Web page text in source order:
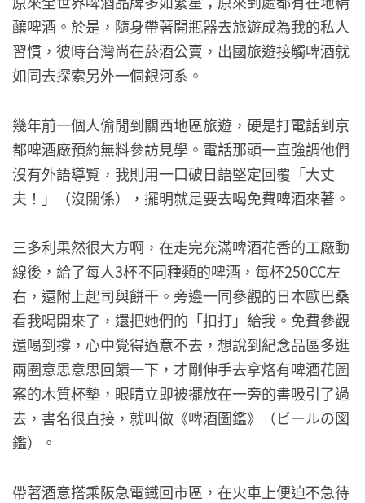
釀啤酒。於是，隨身帶著開瓶器去旅遊成為我的私人
習慣，彼時台灣尚在菸酒公賣，出國旅遊接觸啤酒就
如同去探索另外一個銀河系。
幾年前一個人偷閒到關西地區旅遊，硬是打電話到京
都啤酒廠預約無料參訪見學。電話那頭一直強調他們
沒有外語導覧，我則用一口破日語堅定回覆「大丈
夫！」（沒關係），擺明就是要去喝免費啤酒來著。
三多利果然很大方啊，在走完充滿啤酒花香的工廠動
線後，給了每人3杯不同種類的啤酒，每杯250CC左
右，還附上起司與餅干。旁邊一同參觀的日本歐巴桑
看我喝開來了，還把她們的「扣打」給我。免費參觀
還喝到撐，心中覺得過意不去，想說到紀念品區多逛
兩圈意思意思回饋一下，才剛伸手去拿烙有啤酒花圖
案的木質杯墊，眼睛立即被擺放在一旁的書吸引了過
去，書名很直接，就叫做《啤酒圖鑑》（ビールの図
鑑）。
帶著酒意搭乘阪急電鐵回市區，在火車上便迫不急待